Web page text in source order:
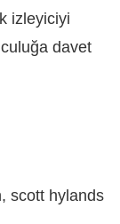
izleyiciyi
davet
scott hylands